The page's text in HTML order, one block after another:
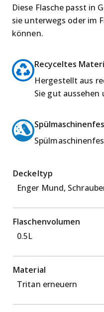
Diese Flasche passt in
sie unterwegs oder im
können.
Recyceltes
Hergestellt aus
Sie gut
Deckeltyp
Enger Mund,
Flaschenvolumen
0.5L
Material
Tritan erneuern